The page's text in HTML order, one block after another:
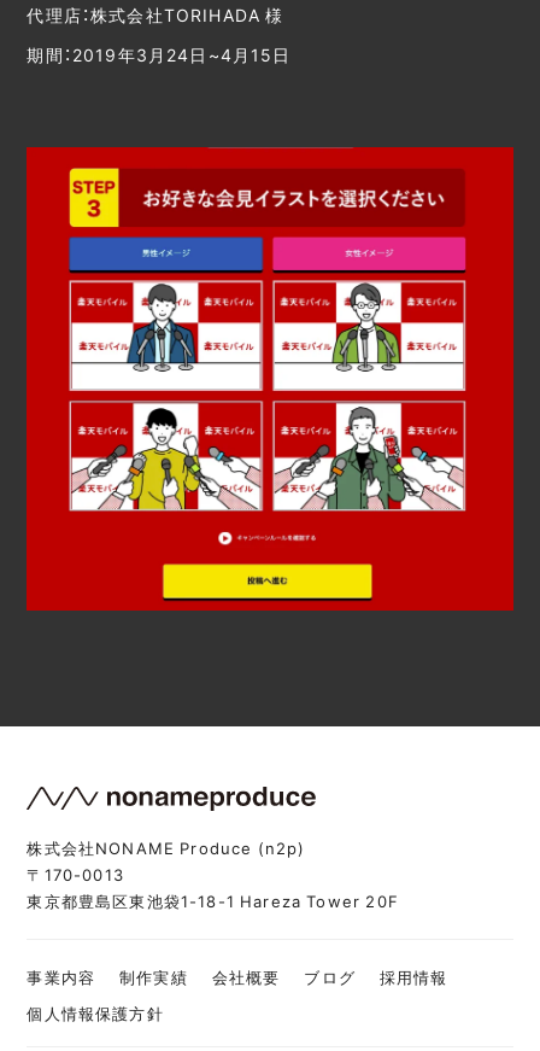
代理店：株式会社TORIHADA 様
期間：2019年3月24日~4月15日
株式会社NONAME Produce (n2p)
〒170-0013
東京都豊島区東池袋1-18-1 Hareza Tower 20F
事業内容 制作実績 会社概要 ブログ
採用情報
個人情報保護方針